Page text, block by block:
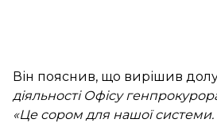
Він пояснив, що вирішив
діяльності Офісу
«Це сором для нашої